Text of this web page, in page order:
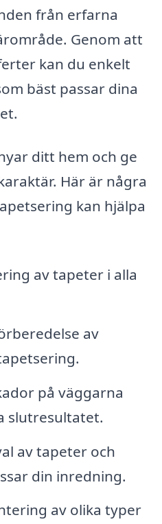
från erfarna
Genom att
kan du enkelt
bäst passar dina
ditt hem och ge
Här är några
kan hjälpa
av tapeter i alla
av
på väggarna
slutresultatet.
av tapeter och
din inredning.
av olika typer